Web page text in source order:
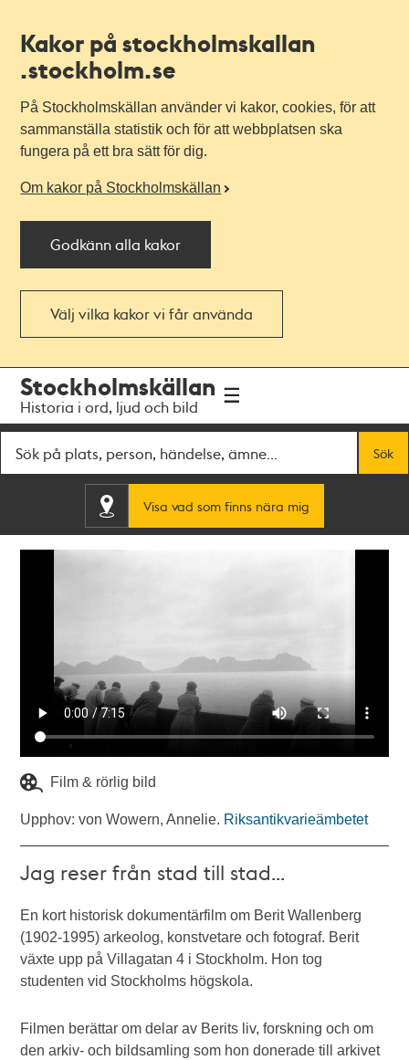
Kakor på stockholmskallan
.stockholm.se
På Stockholmskällan använder vi kakor, cookies, för att
sammanställa statistik och för att webbplatsen ska
fungera på ett bra sätt för dig.
Om kakor på Stockholmskällan
Godkänn alla kakor
Välj vilka kakor vi får använda
navigationen
huvudinnehållet
Stockholmskällan
Historia i ord, ljud och bild
Sök
Visa vad som finns nära mig
Film & rörlig bild
Upphov: von Wowern, Annelie. Riksantikvarieämbetet
Jag reser från stad till stad...
En kort historisk dokumentärfilm om Berit Wallenberg
(1902-1995) arkeolog, konstvetare och fotograf. Berit
växte upp på Villagatan 4 i Stockholm. Hon tog
studenten vid Stockholms högskola.
Filmen berättar om delar av Berits liv, forskning och om
den arkiv- och bildsamling som hon donerade till arkivet